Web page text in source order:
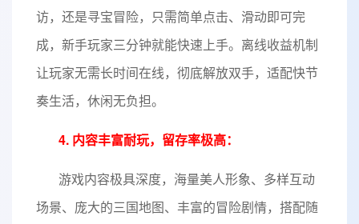
访，还是寻宝冒险，只需简单点击、滑动即可完
成，新手玩家三分钟就能快速上手。离线收益机制
让玩家无需长时间在线，彻底解放双手，适配快节
奏生活，休闲无负担。
4. 内容丰富耐玩，留存率极高：
游戏内容极具深度，海量美人形象、多样互动
场景、庞大的三国地图、丰富的冒险剧情，搭配随